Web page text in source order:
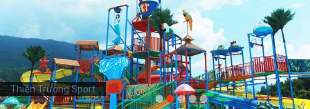
Thiên Trường Sport